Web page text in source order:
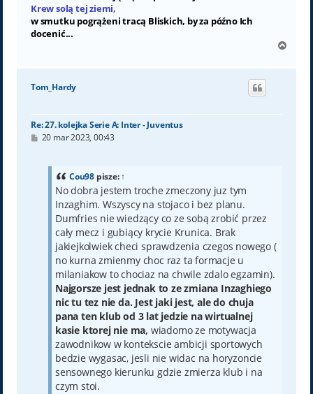
Krew solą tej ziemi,
w smutku pogrążeni tracą Bliskich, by za późno Ich
docenić...
g
Tom_Hardy
Re: 27. kolejka Serie A: Inter - Juventus
P20 mar 2023, 00:43
Cou98pisze:↑
No dobra jestem troche zmeczony juz tym
Inzaghim. Wszyscy na stojaco i bez planu.
Dumfries nie wiedzący co ze sobą zrobić przez
cały mecz i gubiący krycie Krunica. Brak
jakiejkolwiek checi sprawdzenia czegos nowego (
no kurna zmienmy choc raz ta formacje u
milaniakow to chociaz na chwile zdalo egzamin).
Najgorsze jest jednak to ze zmiana Inzaghiego
nic tu tez nie da. Jest jaki jest, ale do chuja
pana ten klub od 3 lat jedzie na wirtualnej
kasie ktorej nie ma, wiadomo ze motywacja
zawodnikow w kontekscie ambicji sportowych
bedzie wygasac, jesli nie widac na horyzoncie
sensownego kierunku gdzie zmierza klub i na
czym stoi.